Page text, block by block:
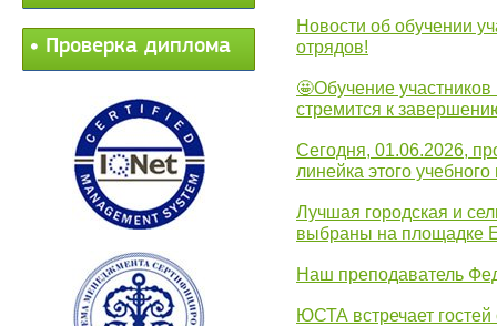
Проверка диплома
Новости об обучении
отрядов!
🤩Обучение участников
стремится к
Сегодня, 01.06.2026,
линейка этого учебного
Лучшая городская и
выбраны на площадке
Наш преподаватель
ЮСТА встречает гостей